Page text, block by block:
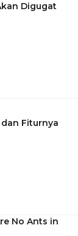
Digugat
Fiturnya
No Ants in